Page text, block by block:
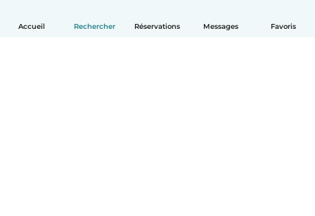
Accueil Rechercher Réservations Messages Favoris